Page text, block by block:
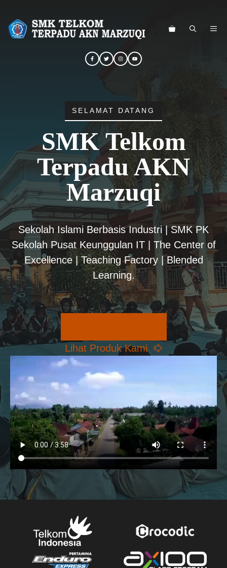
SELAMAT DATANG
SMK Telkom
Terpadu AKN
Marzuqi
Sekolah Islami Berbasis Industri | SMK PK
Sekolah Pusat Keunggulan IT | The Center of
Excellence | Teaching Factory | Blended
Learning.
Lihat Produk Kami